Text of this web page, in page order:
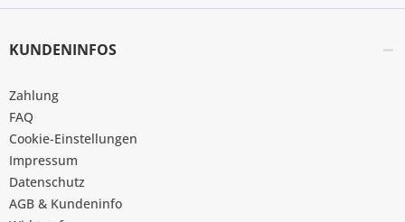
KUNDENINFOS
Zahlung
FAQ
Cookie-Einstellungen
Impressum
Datenschutz
AGB & Kundeninfo